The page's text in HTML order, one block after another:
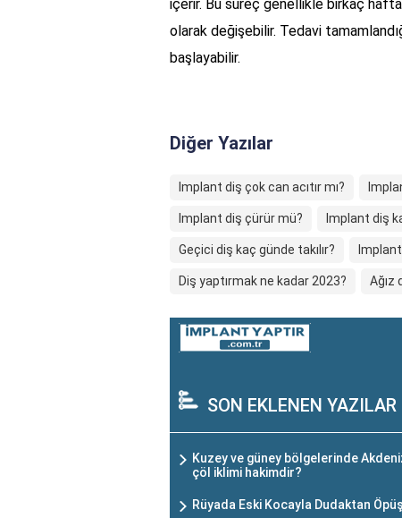
içerir. Bu süreç genellikle birkaç
olarak değişebilir. Tedavi
başlayabilir.
Diğer Yazılar
Implant diş çok can acıtır mı?
Implant diş çürür mü? Implant diş
Geçici diş kaç günde takılır?
Diş yaptırmak ne kadar 2023? Ağız
SON EKLENEN YAZILAR
Kuzey ve güney bölgelerinde
çöl iklimi hakimdir?
Rüyada Eski Kocayla Dudaktan